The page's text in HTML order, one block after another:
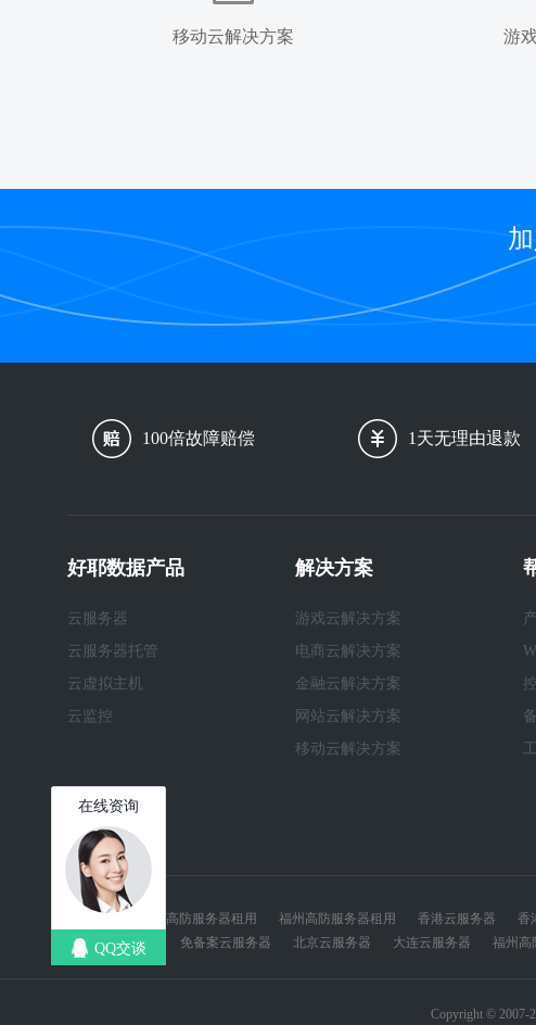
移动云解决方案 游
100倍故障赔偿 1天无理由退款
好耶数据产品
云服务器
云服务器托管
云虚拟主机
云监控
解决方案
游戏云解决方案
电商云解决方案
金融云解决方案
网站云解决方案
移动云解决方案
江苏宿迁高防服务器租用 福州高防服务器租用 香港云服务器 香
美国vps
免备案云服务器 北京云服务器 大连云服务器 福州高
Copyright © 2007-